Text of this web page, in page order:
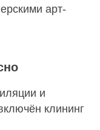
арт-
и
клининг